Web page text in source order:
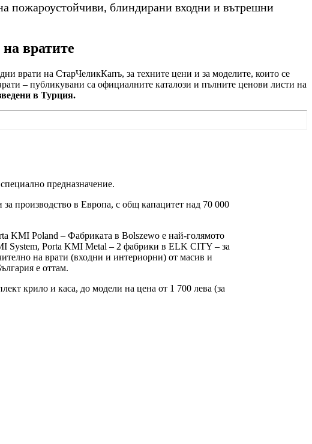
пожароустойчиви, блиндирани входни и вътрешни
вратите
врати на СтарЧеликКапъ, за техните цени и за моделите, които се
– публикувани са официалните каталози и пълните ценови листи на
в Турция.
предназначение.
производство в Европа, с общ капацитет над 70 000
KMI Poland – Фабриката в Bolszewo е най-голямото
System, Porta KMI Metal – 2 фабрики в ELK CITY – за
на врати (входни и интериорни) от масив и
е оттам.
крило и каса, до модели на цена от 1 700 лева (за